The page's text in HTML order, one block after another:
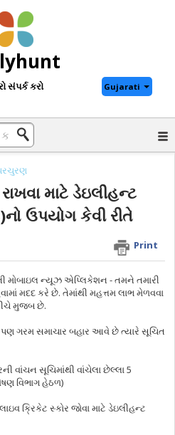
સંપર્ક કરો Gujarati
માટે ડેઇલીહન્ટ
ઉપયોગ કેવી રીતે
Print
મોબાઇલ ન્યૂઝ એપ્લિકેશન - તમને તમારી
મદદ કરે છે. તેમાંથી મહત્તમ લાભ મેળવવા
મુજબ છે.
ગરમ સમાચાર બહાર આવે છે ત્યારે સૂચિત
વાંચન સૂચિમાંથી વાંચેલા છેલ્લા 5
વિભાગ હેઠળ)
ક્રિકેટ સ્કોર જોવા માટે ડેઇલીહન્ટ